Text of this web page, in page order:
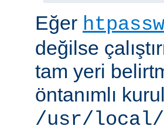
Eğer
değilse
tam yeri
öntanımlı
/usr/local/